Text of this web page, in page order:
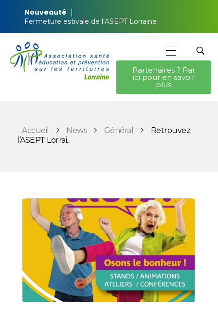
Nouveauté
Fermeture estivale de l’ASEPT Lorraine
Partenaires ? Par
ici pour en savoir
plus
Accueil News Général
Retrouvez
l’ASEPT Lorrai...